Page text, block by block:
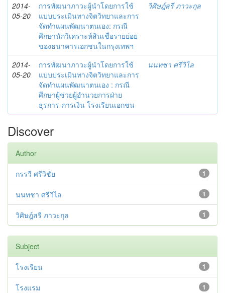
2014-
05-20
การพัฒนาภาวะผู้นำโดยการใช้
แบบประเมินทางจิตวิทยาและการ
จัดทำแผนพัฒนาตนเอง: กรณี
ศึกษานักวิเคราะห์สินเชื่อรายย่อย
ของธนาคารเอกชนในกรุงเทพฯ
วิศิษฎ์สรี ภาวะกุล
2014-
05-20
การพัฒนาภาวะผู้นำโดยการใช้
แบบประเมินทางจิตวิทยาและการ
จัดทำแผนพัฒนาตนเอง : กรณี
ศึกษาผู้ช่วยผู้อำนวยการฝ่าย
ธุรการ-การเงิน โรงเรียนเอกชน
นนทชา ศรีวิไล
Discover
Author
1
กรรวี ศรีวิชัย
1
นนทชา ศรีวิไล
1
วิศิษฎ์สรี ภาวะกุล
Subject
1
โรงเรียน
1
โรงแรม